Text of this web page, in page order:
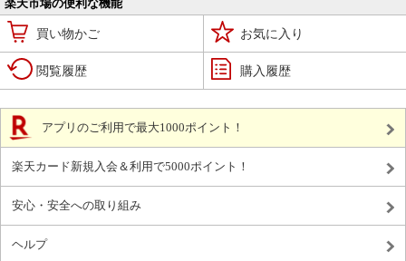
楽天市場の便利な機能
買い物かご お気に入り
閲覧履歴 購入履歴
アプリのご利用で最大1000ポイント！
楽天カード新規入会＆利用で5000ポイント！
安心・安全への取り組み
ヘルプ